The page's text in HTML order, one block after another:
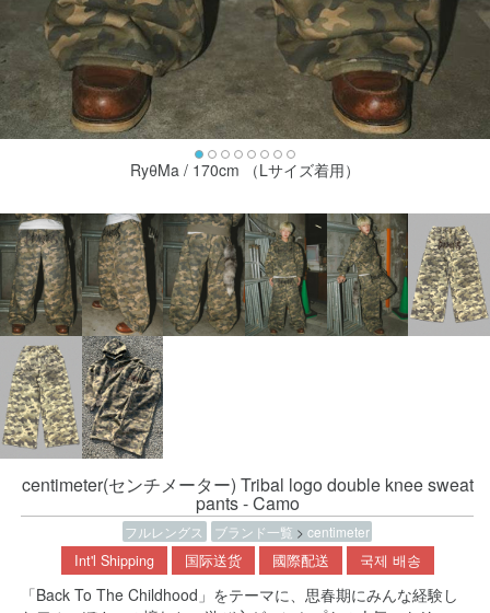
RyθMa / 170cm （Lサイズ着用）
centimeter(センチメーター) Tribal logo double knee sweat
pants - Camo
フルレングス ブランド一覧 > centimeter
Int'l Shipping 国际送货 國際配送 국제 배송
「Back To The Childhood」をテーマに、思春期にみんな経験し